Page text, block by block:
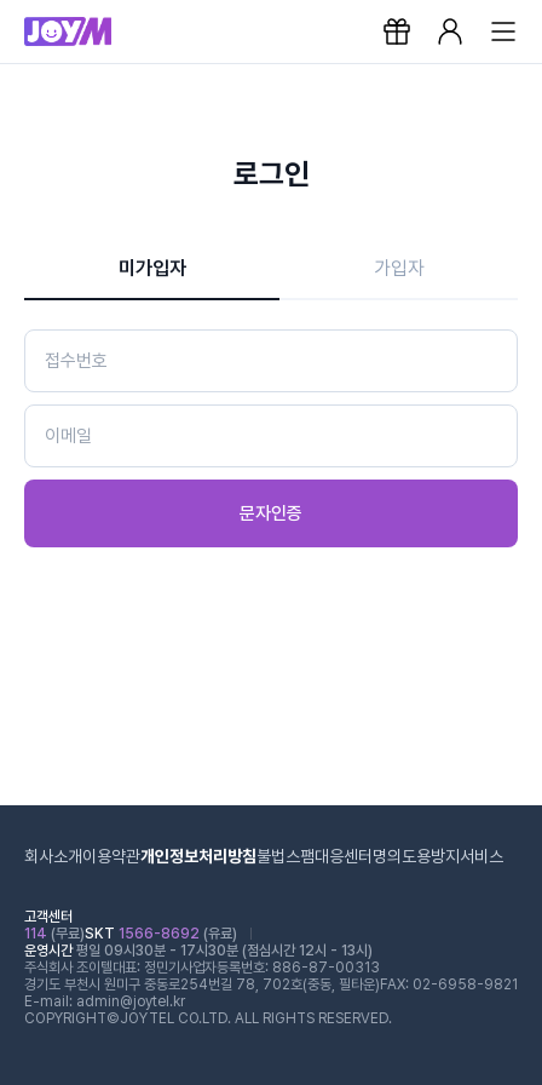
로그인
미가입자 가입자
문자인증
회사소개이용약관개인정보처리방침불법스팸대응센터 명의도용방지서비스
고객센터
114 (무료)SKT 1566-8692 (유료)
운영시간평일 09시30분 - 17시30분 (점심시간 12시 - 13시)
주식회사 조이텔대표: 정민기 사업자등록번호: 886-87-00313
경기도 부천시 원미구 중동로254번길 78, 702호(중동, 필타운) FAX: 02-6958-9821
E-mail: admin@joytel.kr
COPYRIGHT©JOYTEL CO.LTD. ALL RIGHTS RESERVED.